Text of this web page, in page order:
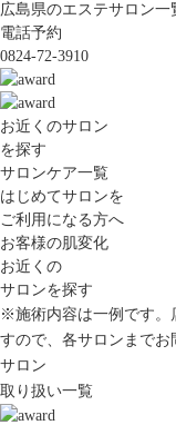
広島県のエステサロン一
電話予約
0824-72-3910
お近くのサロン
を探す
サロンケア一覧
はじめてサロンを
ご利用になる方へ
お客様の肌変化
お近くの
サロンを探す
※施術内容は一例です。
すので、各サロンまでお
サロン
取り扱い一覧